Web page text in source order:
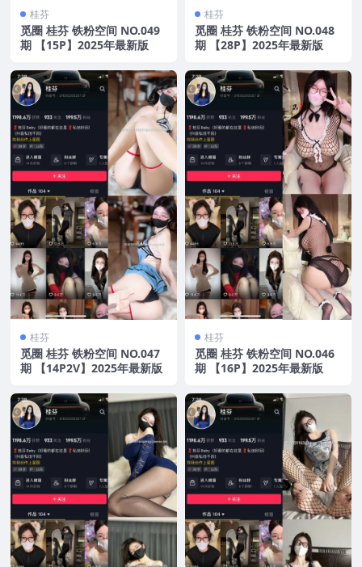
桂芬
觅圈 桂芬 铁粉空间 NO.049
期 【15P】2025年最新版
桂芬
觅圈 桂芬 铁粉空间 NO.048
期 【28P】2025年最新版
桂芬
觅圈 桂芬 铁粉空间 NO.047
期 【14P2V】2025年最新版
桂芬
觅圈 桂芬 铁粉空间 NO.046
期 【16P】2025年最新版